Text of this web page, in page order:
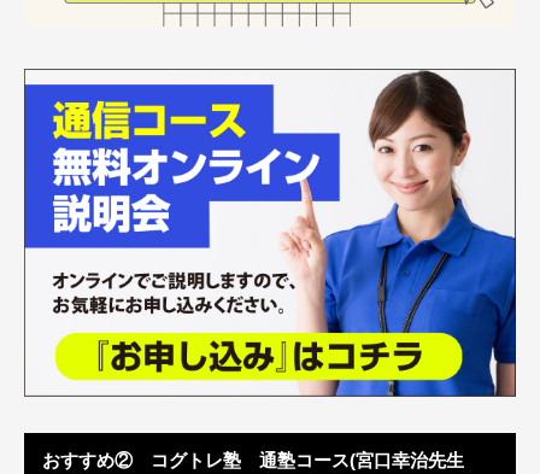
おすすめ② コグトレ塾 通塾コース(宮口幸治先生